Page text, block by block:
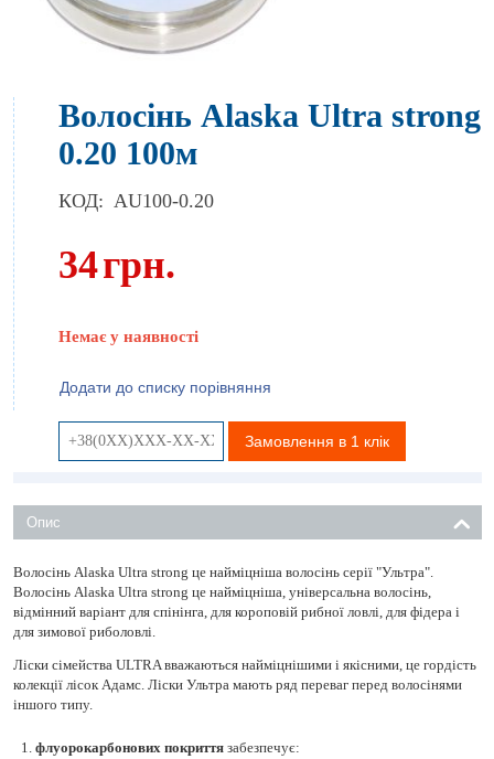
Волосінь Alaska Ultra strong
0.20 100м
КОД: AU100-0.20
34грн.
Немає у наявності
Додати до списку порівняння
Замовлення в 1 клік
Опис
Волосінь Alaska Ultra strong це найміцніша волосінь серії "Ультра".
Волосінь Alaska Ultra strong це найміцніша, універсальна волосінь,
відмінний варіант для спінінга, для короповій рибної ловлі, для фідера і
для зимової риболовлі.
Ліски сімейства ULTRA вважаються найміцнішими і якісними, це гордість
колекції лісок Адамс. Ліски Ультра мають ряд переваг перед волосінями
іншого типу.
флуорокарбонових покриття забезпечує: